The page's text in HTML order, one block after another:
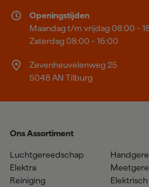
Openingstijden
Maandag t/m vrijdag 08:00 -
Zaterdag 08:00 - 16:00
Zevenheuvelenweg 25
5048 AN Tilburg
Ons Assortiment
Luchtgereedschap
Elektra
Reiniging